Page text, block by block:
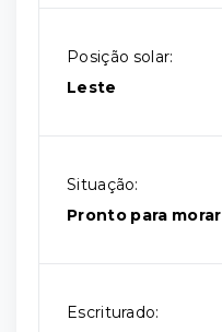
Posição solar:
Leste
Situação:
Pronto para morar
Escriturado: